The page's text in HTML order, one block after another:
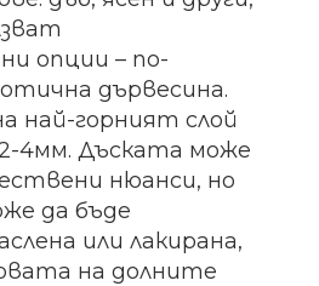
опции – по-
дървесина.
най-горният слой
4мм. Дъската може
нюанси, но
да бъде
​​или лакирана,
на долните